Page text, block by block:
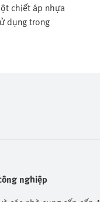
chiết áp nhựa
dụng trong
nghiệp